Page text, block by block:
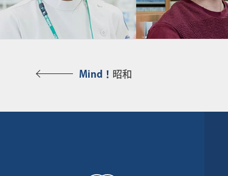
Mind！ 昭和